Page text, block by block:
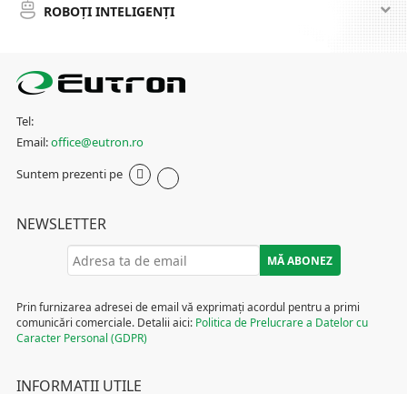
ROBOȚI INTELIGENȚI
Tel:
Email:office@eutron.ro
Suntem prezenti pe
NEWSLETTER
Prin furnizarea adresei de email vă exprimați acordul pentru a primi
comunicări comerciale. Detalii aici: Politica de Prelucrare a Datelor cu
Caracter Personal (GDPR)
INFORMATII UTILE